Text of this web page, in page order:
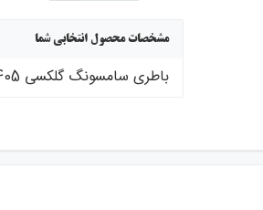
مشخصات محصول انتخابی شما
باطری سامسونگ گلکسی Samsung Galaxy A40/A405